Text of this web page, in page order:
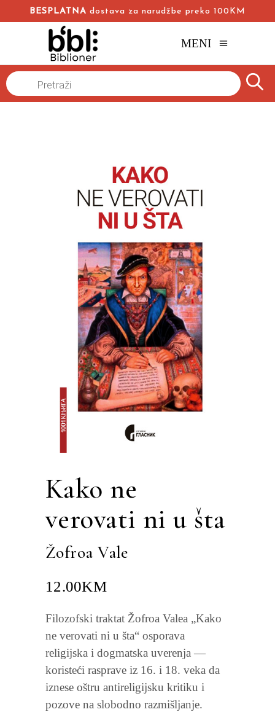
BESPLATNA dostava za narudžbe preko 100KM
MENI
Products
search
Kako ne
verovati ni u šta
Žofroa Vale
12.00KM
Filozofski traktat Žofroa Valea „Kako
ne verovati ni u šta“ osporava
religijska i dogmatska uverenja —
koristeći rasprave iz 16. i 18. veka da
iznese oštru antireligijsku kritiku i
pozove na slobodno razmišljanje.